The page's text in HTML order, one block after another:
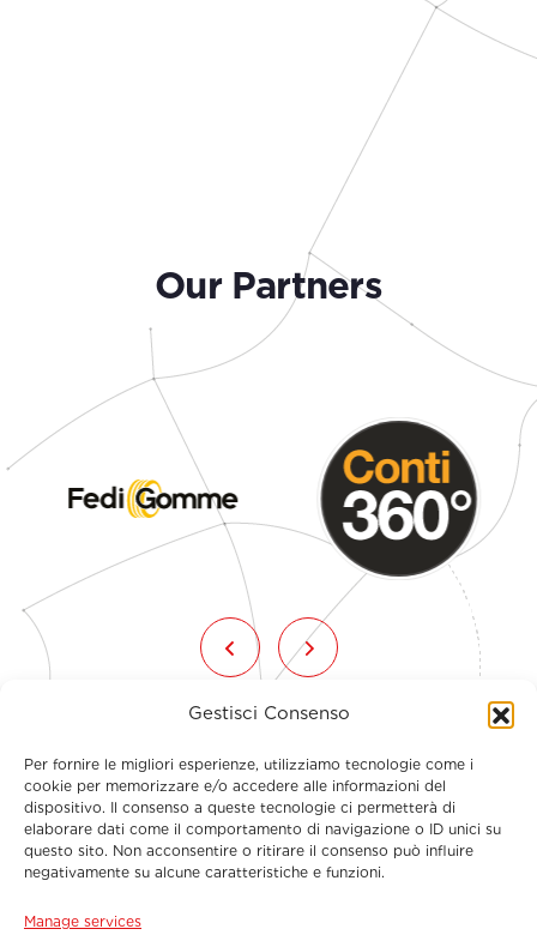
Gestisci Consenso
Per fornire le migliori esperienze, utilizziamo tecnologie come i
cookie per memorizzare e/o accedere alle informazioni del
dispositivo. Il consenso a queste tecnologie ci permetterà di
elaborare dati come il comportamento di navigazione o ID unici su
questo sito. Non acconsentire o ritirare il consenso può influire
negativamente su alcune caratteristiche e funzioni.
Manage services
Our Partners
Menu
Contact Information